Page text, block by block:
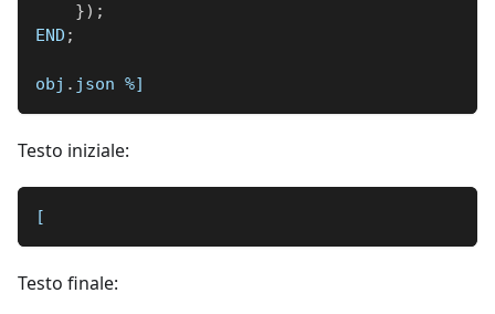
}) ;
END ;
obj . json %]
Testo iniziale:
[
Testo finale: